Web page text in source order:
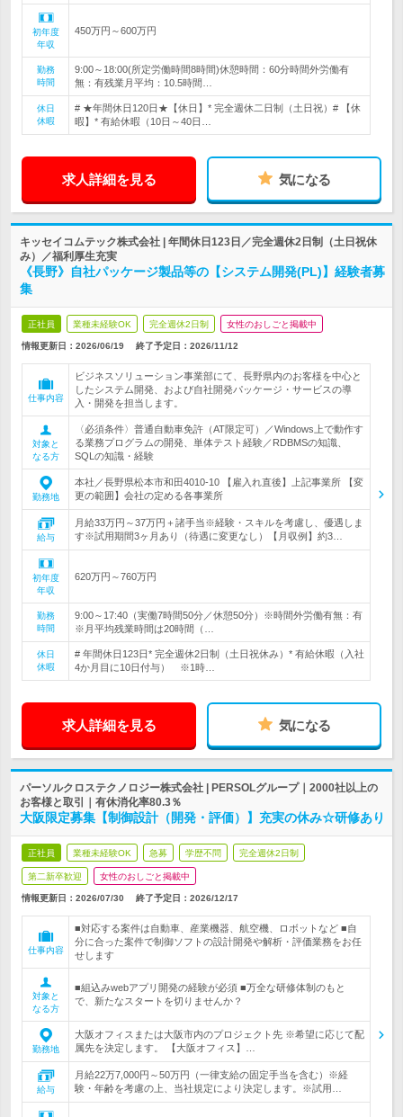
初年度
年収
450万円～600万円
勤務
時間
9:00～18:00(所定労働時間8時間)休憩時間：60分時間外労働有
無：有残業月平均：10.5時間…
休日
休暇
# ★年間休日120日★【休日】* 完全週休二日制（土日祝）# 【休
暇】* 有給休暇（10日～40日…
求人詳細を見る 気になる
キッセイコムテック株式会社 | 年間休日123日／完全週休2日制（土日祝休
み）／福利厚生充実
《長野》自社パッケージ製品等の【システム開発(PL)】経験者募
集
正社員 業種未経験OK 完全週休2日制 女性のおしごと掲載中
情報更新日：2026/06/19 終了予定日： 2026/11/12
仕事内容
ビジネスソリューション事業部にて、長野県内のお客様を中心と
したシステム開発、および自社開発パッケージ・サービスの導
入・開発を担当します。
対象と
なる方
〈必須条件〉普通自動車免許（AT限定可）／Windows上で動作す
る業務プログラムの開発、単体テスト経験／RDBMSの知識、
SQLの知識・経験
勤務地
本社／長野県松本市和田4010-10 【雇入れ直後】上記事業所 【変
更の範囲】会社の定める各事業所
給与
月給33万円～37万円＋諸手当※経験・スキルを考慮し、優遇しま
す※試用期間3ヶ月あり（待遇に変更なし）【月収例】約3…
初年度
年収
620万円～760万円
勤務
時間
9:00～17:40（実働7時間50分／休憩50分）※時間外労働有無：有
※月平均残業時間は20時間（…
休日
休暇
# 年間休日123日* 完全週休2日制（土日祝休み）* 有給休暇（入社
4か月目に10日付与） ※1時…
求人詳細を見る 気になる
パーソルクロステクノロジー株式会社 | PERSOLグループ｜2000社以上の
お客様と取引｜有休消化率80.3％
大阪限定募集【制御設計（開発・評価）】充実の休み☆研修あり
正社員 業種未経験OK 急募 学歴不問 完全週休2日制
第二新卒歓迎 女性のおしごと掲載中
情報更新日：2026/07/30 終了予定日： 2026/12/17
仕事内容
■対応する案件は自動車、産業機器、航空機、ロボットなど ■自
分に合った案件で制御ソフトの設計開発や解析・評価業務をお任
せします
対象と
なる方
■組込みwebアプリ開発の経験が必須 ■万全な研修体制のもと
で、新たなスタートを切りませんか？
勤務地
大阪オフィスまたは大阪市内のプロジェクト先 ※希望に応じて配
属先を決定します。 【大阪オフィス】…
給与
月給22万7,000円～50万円（一律支給の固定手当を含む）※経
験・年齢を考慮の上、当社規定により決定します。※試用…